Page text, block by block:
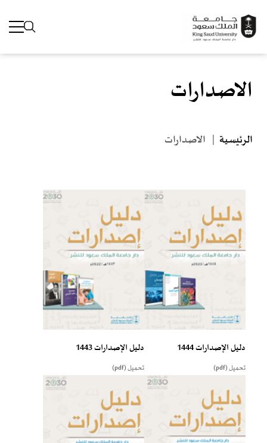
تجاوز إلى المحتوى الرئيسي
الاصدارات
مسار التنقل
الرئيسية الاصدارات
دليل الإصدارات 1444
تحميل (pdf)
دليل الإصدارات 1443
تحميل (pdf)